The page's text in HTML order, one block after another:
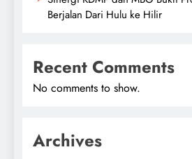
Berjalan Dari Hulu ke Hilir
Recent Comments
No comments to show.
Archives